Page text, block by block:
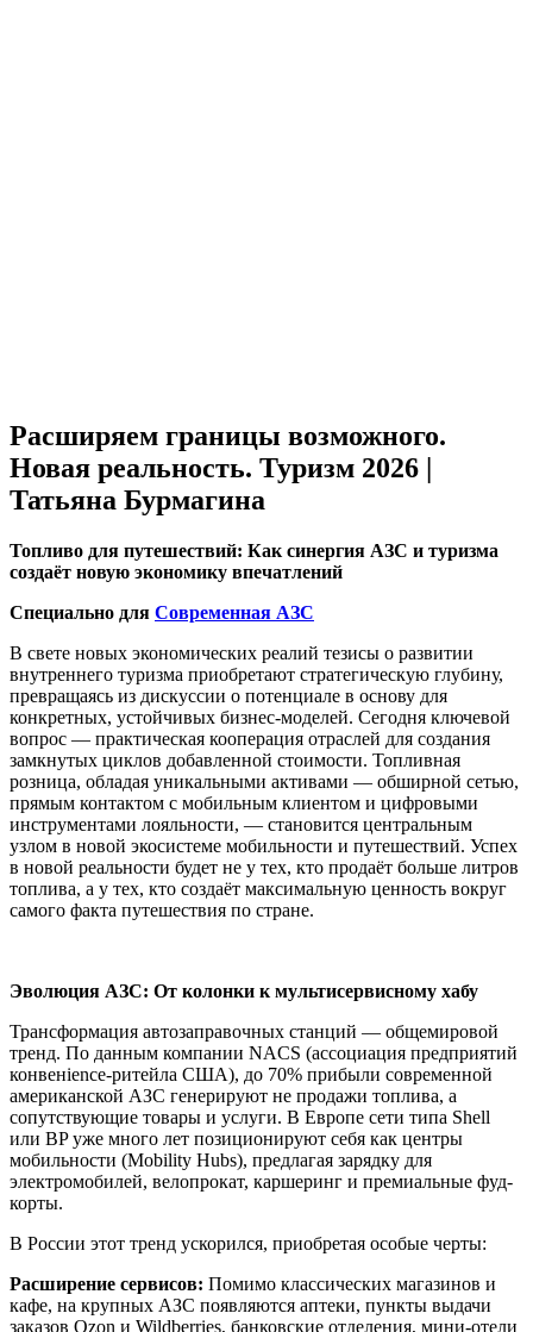
Расширяем границы возможного.
Новая реальность. Туризм 2026 |
Татьяна Бурмагина
Топливо для путешествий: Как синергия АЗС и туризма
создаёт новую экономику впечатлений
Специально для Современная АЗС
В свете новых экономических реалий тезисы о развитии
внутреннего туризма приобретают стратегическую глубину,
превращаясь из дискуссии о потенциале в основу для
конкретных, устойчивых бизнес-моделей. Сегодня ключевой
вопрос — практическая кооперация отраслей для создания
замкнутых циклов добавленной стоимости. Топливная
розница, обладая уникальными активами — обширной сетью,
прямым контактом с мобильным клиентом и цифровыми
инструментами лояльности, — становится центральным
узлом в новой экосистеме мобильности и путешествий. Успех
в новой реальности будет не у тех, кто продаёт больше литров
топлива, а у тех, кто создаёт максимальную ценность вокруг
самого факта путешествия по стране.
Эволюция АЗС: От колонки к мультисервисному хабу
Трансформация автозаправочных станций — общемировой
тренд. По данным компании NACS (ассоциация предприятий
конвенience-ритейла США), до 70% прибыли современной
американской АЗС генерируют не продажи топлива, а
сопутствующие товары и услуги. В Европе сети типа Shell
или BP уже много лет позиционируют себя как центры
мобильности (Mobility Hubs), предлагая зарядку для
электромобилей, велопрокат, каршеринг и премиальные фуд-
корты.
В России этот тренд ускорился, приобретая особые черты:
Расширение сервисов: Помимо классических магазинов и
кафе, на крупных АЗС появляются аптеки, пункты выдачи
заказов Ozon и Wildberries, банковские отделения, мини-отели